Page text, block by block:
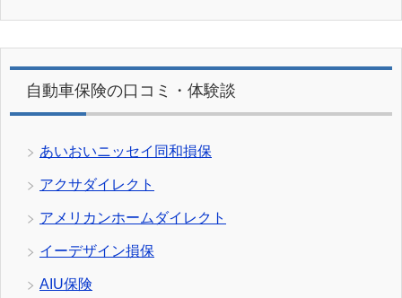
自動車保険の口コミ・体験談
あいおいニッセイ同和損保
アクサダイレクト
アメリカンホームダイレクト
イーデザイン損保
AIU保険